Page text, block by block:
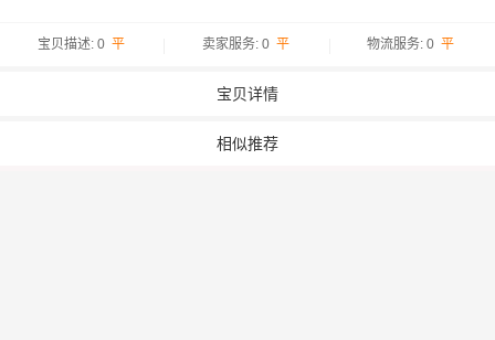
宝贝描述: 0 平 卖家服务: 0 平 物流服务: 0 平
宝贝详情
相似推荐